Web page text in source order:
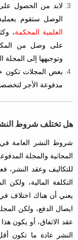
لابد من الحصول
الوصل ستقوم
العلمية المحكمة،
على وصل من
وتوجيهها إلى المجلة
بعض المجلات تكون
مدفوعة الأجر
هل تختلف شروط
شروط النشر العامة في
المجانية والمجلة
للتكاليف وعقد النشر،
التكلفة المالية، ولكن
يعني أن هناك اختلاف
ايصال الدفع، ولكن
عقد الاتفاق، أو يكون
النشر عادة ما تكون